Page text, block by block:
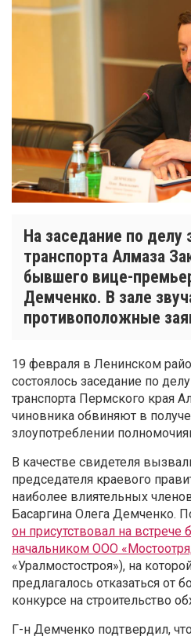
На заседание по делу
транспорта Алмаза
бывшего вице-
Демченко. В зале
противоположные
19 февраля в Ленинском
состоялось заседание по
транспорта Пермского края
чиновника обвиняют в
злоупотреблении
В качестве свидетеля
председателя краевого
наиболее влиятельных
Басаргина Олега Демченко.
он присутствовал на
начальником ООО
«Уралмостостроя»), на
предлагалось отказаться от
конкурсе на строительство
Г-н Демченко подтвердил,